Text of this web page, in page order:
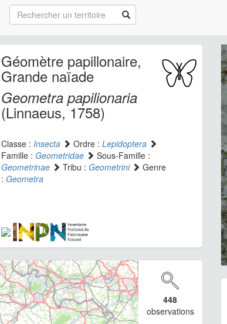
Géomètre papillonaire,
Grande naïade
Geometra papilionaria
(Linnaeus, 1758)
Classe : Insecta Ordre : Lepidoptera
Famille : Geometridae
Sous-Famille :
Geometrinae
Tribu : Geometrini
Genre
: Geometra
448
observations